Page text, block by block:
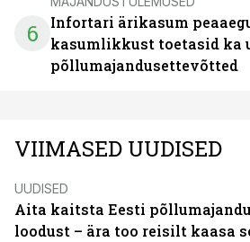
6
Infortari ärikasum
kasumlikkust toetasid ka
põllumajandusettevõtted
VIIMASED UUDISED
UUDISED
Aita kaitsta Eesti
loodust – ära too reisilt kaasa